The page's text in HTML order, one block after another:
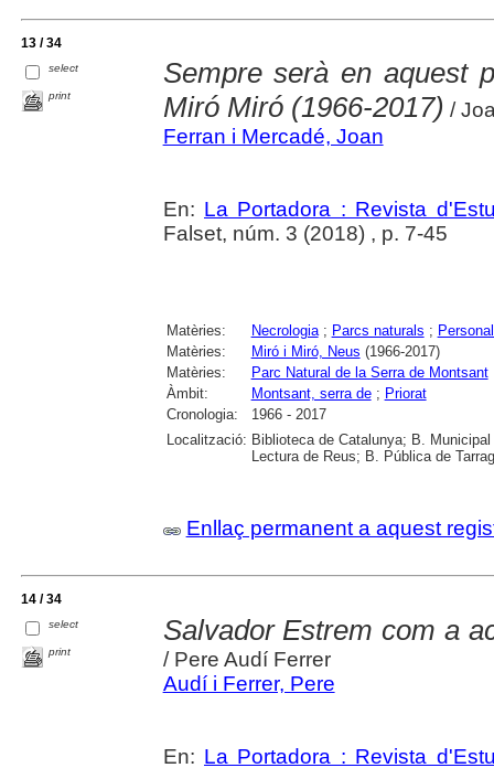
13 / 34
select
print
Sempre serà en aquest
Miró Miró (1966-2017) /
Ferran i Mercadé, Joan
En: La Portadora : Revista
Falset, núm. 3 (2018) , p. 7-45
Matèries: Necrologia; Parcs naturals ;
Matèries:
Miró i Miró, Neus (1966-2017)
Matèries:
Parc Natural de la Serra de Montsant
Àmbit:
Montsant, serra de; Priorat
Cronologia:
1966 - 2017
Localització: Biblioteca de Catalunya; B.
Lectura de Reus; B. Pública de
Enllaç permanent a aquest
14 / 34
select
print
Salvador Estrem com a
/ Pere Audí Ferrer
Audí i Ferrer, Pere
En: La Portadora : Revista